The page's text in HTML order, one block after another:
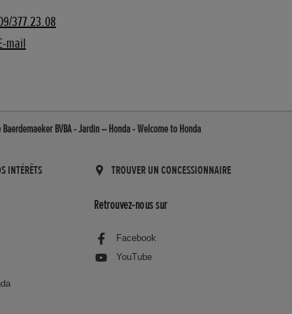
377.23.08
mail
Baerdemaeker BVBA - Jardin – Honda - Welcome to Honda
INTÉRÊTS TROUVER UN CONCESSIONNAIRE
Retrouvez-nous sur
Facebook
YouTube